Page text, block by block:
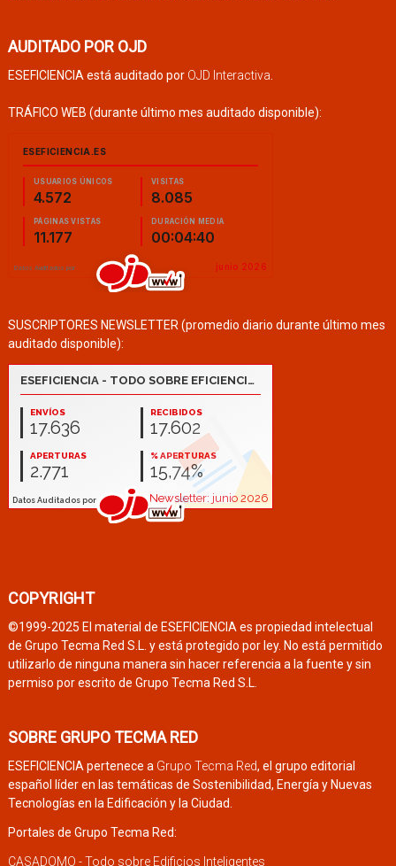
AUDITADO POR OJD
ESEFICIENCIA está auditado por OJD Interactiva
TRÁFICO WEB (durante último mes auditado disponible):
SUSCRIPTORES NEWSLETTER (promedio diario durante último mes
auditado disponible):
COPYRIGHT
©1999-2025 El material de ESEFICIENCIA es propiedad intelectual
de Grupo Tecma Red S.L. y está protegido por ley. No está permitido
utilizarlo de ninguna manera sin hacer referencia a la fuente y sin
permiso por escrito de Grupo Tecma Red S.L.
SOBRE GRUPO TECMA RED
ESEFICIENCIA pertenece a Grupo Tecma Red, el grupo editorial
español líder en las temáticas de Sostenibilidad, Energía y Nuevas
Tecnologías en la Edificación y la Ciudad.
Portales de Grupo Tecma Red:
CASADOMO - Todo sobre Edificios Inteligentes